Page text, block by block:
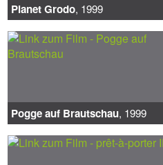
Planet Grodo, 1999
Pogge auf Brautschau, 1999